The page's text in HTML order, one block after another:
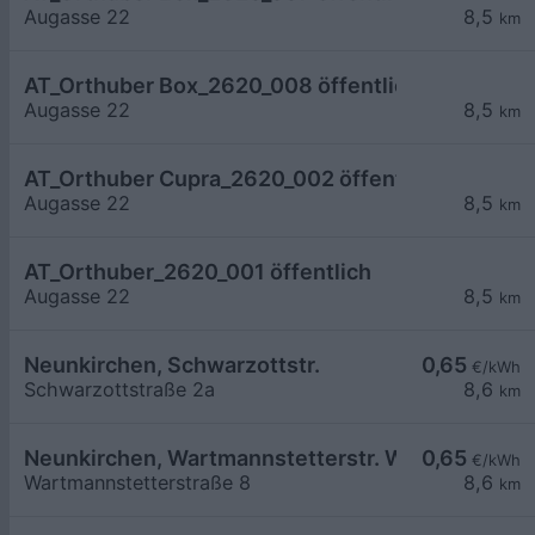
8,5 km
Augasse 22
8,5 km
AT_Orthuber Box_2620_008 öffentlich
Augasse 22
8,5 km
AT_Orthuber Cupra_2620_002 öffentlich
Augasse 22
8,5 km
AT_Orthuber_2620_001 öffentlich
Augasse 22
0,65 €/kWh
8,6 km
Neunkirchen, Schwarzottstr.
Schwarzottstraße 2a
0,65 €/kWh
8,6 km
Neunkirchen, Wartmannstetterstr. Wohnbau
Wartmannstetterstraße 8